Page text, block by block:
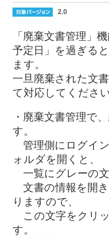
2.0
「廃棄文書管理」
予定日」を過ぎる
ます。
一旦廃棄された文
て対応してください
・廃棄文書管理で
す。
管理側にログイ
ォルダを開くと、
一覧にグレーの
文書の情報を開
りますので、
この文字をクリ
す。